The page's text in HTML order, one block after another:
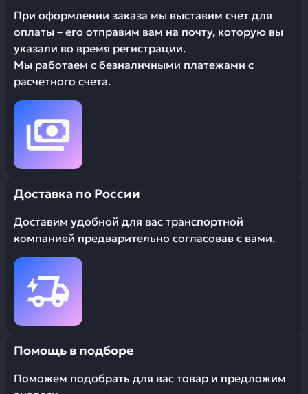
При оформлении заказа мы выставим счет для
оплаты – его отправим вам на почту, которую вы
указали во время регистрации.
Мы работаем с безналичными платежами с
расчетного счета.
Доставка по России
Доставим удобной для вас транспортной
компанией предварительно согласовав с вами.
Помощь в подборе
Поможем подобрать для вас товар и предложим